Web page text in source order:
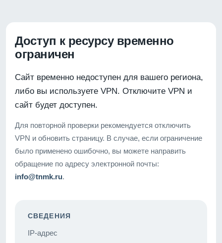
Доступ к ресурсу временно
ограничен
Сайт временно недоступен для вашего региона,
либо вы используете VPN. Отключите VPN и
сайт будет доступен.
Для повторной проверки рекомендуется отключить
VPN и обновить страницу. В случае, если ограничение
было применено ошибочно, вы можете направить
обращение по адресу электронной почты:
info@tnmk.ru.
СВЕДЕНИЯ
IP-адрес